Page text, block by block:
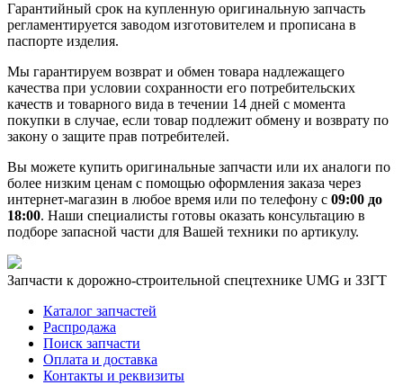
Гарантийный срок на купленную оригинальную запчасть
регламентируется заводом изготовителем и прописана в
паспорте изделия.
Мы гарантируем возврат и обмен товара надлежащего
качества при условии сохранности его потребительских
качеств и товарного вида в течении 14 дней с момента
покупки в случае, если товар подлежит обмену и возврату по
закону о защите прав потребителей.
Вы можете купить оригинальные запчасти или их аналоги по
более низким ценам с помощью оформления заказа через
интернет-магазин в любое время или по телефону с 09:00 до
18:00. Наши специалисты готовы оказать консультацию в
подборе запасной части для Вашей техники по артикулу.
Запчасти к дорожно-строительной спецтехнике UMG и ЗЗГТ
Каталог запчастей
Распродажа
Поиск запчасти
Оплата и доставка
Контакты и реквизиты